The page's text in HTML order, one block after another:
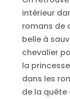
intérieur
romans de
belle à
chevalier
la
dans les
de la quête